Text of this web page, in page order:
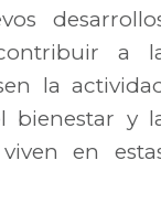
a
la
bienestar y
en